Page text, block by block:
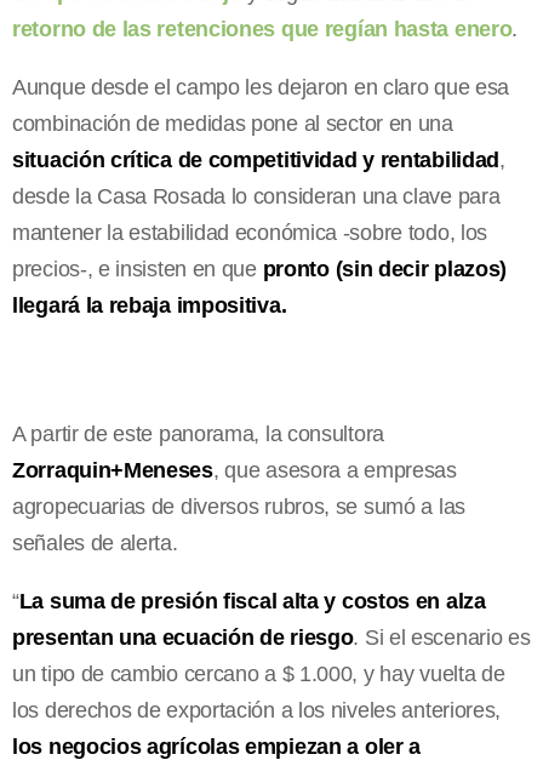
retorno de las retenciones que regían hasta enero.
Aunque desde el campo les dejaron en claro que esa
combinación de medidas pone al sector en una
situación crítica de competitividad y rentabilidad,
desde la Casa Rosada lo consideran una clave para
mantener la estabilidad económica -sobre todo, los
precios-, e insisten en que pronto (sin decir plazos)
llegará la rebaja impositiva.
A partir de este panorama, la consultora
Zorraquin+Meneses, que asesora a empresas
agropecuarias de diversos rubros, se sumó a las
señales de alerta.
“La suma de presión fiscal alta y costos en alza
presentan una ecuación de riesgo. Si el escenario es
un tipo de cambio cercano a $ 1.000, y hay vuelta de
los derechos de exportación a los niveles anteriores,
los negocios agrícolas empiezan a oler a